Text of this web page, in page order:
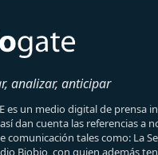
analizar, anticipar
es un medio digital de prensa
dan cuenta las referencias a
comunicación tales como: La
Biobio, con quien además